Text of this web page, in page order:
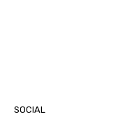
SOCIAL